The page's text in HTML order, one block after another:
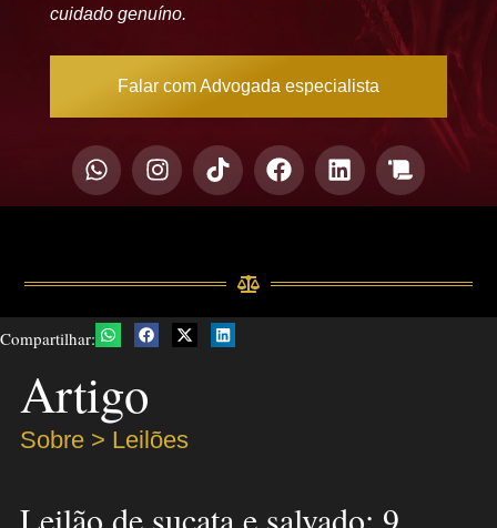
cuidado genuíno.
Falar com Advogada especialista
Compartilhar:
Artigo
Sobre > Leilões